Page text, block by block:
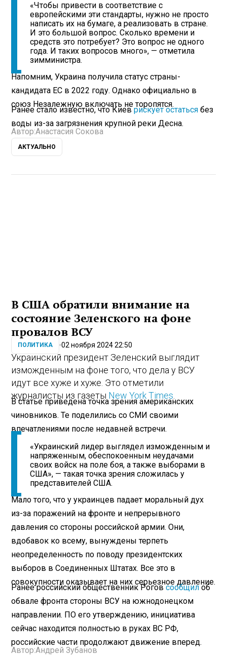
«Чтобы привести в соответствие с
европейскими эти стандарты, нужно не просто
написать их на бумаге, а реализовать в стране.
И это большой вопрос. Сколько времени и
средств это потребует? Это вопрос не одного
года. И таких вопросов много», — отметила
зимминистра.
Напомним, Украина получила статус страны-
кандидата ЕС в 2022 году. Однако официально в
союз Незалежную включать не торопятся.
Ранее стало известно, что Киеврискует остаться без
воды из-за загрязнения крупной реки Десна.
Автор:Анастасия Сокова
АКТУАЛЬНО
В США обратили внимание на
состояние Зеленского на фоне
провалов ВСУ
ПОЛИТИКА 02 ноября 2024 22:50
Украинский президент Зеленский выглядит
изможденным на фоне того, что дела у ВСУ
идут все хуже и хуже. Это отметили
журналисты из газеты New York Times
В статье приведена точка зрения американских
чиновников. Те поделились со СМИ своими
впечатлениями после недавней встречи.
«Украинский лидер выглядел изможденным и
напряженным, обеспокоенным неудачами
своих войск на поле боя, а также выборами в
США», — такая точка зрения сложилась у
представителей США.
Мало того, что у украинцев падает моральный дух
из-за поражений на фронте и непрерывного
давления со стороны российской армии. Они,
вдобавок ко всему, вынуждены терпеть
неопределенность по поводу президентских
выборов в Соединенных Штатах. Все это в
совокупности оказывает на них серьезное давление.
Ранее российский общественник Роговсообщилоб
обвале фронта стороны ВСУ на южнодонецком
направлении. ПО его утверждению, инициатива
сейчас находится полностью в руках ВС РФ,
российские части продолжают движение вперед.
Автор:Андрей Зубанов